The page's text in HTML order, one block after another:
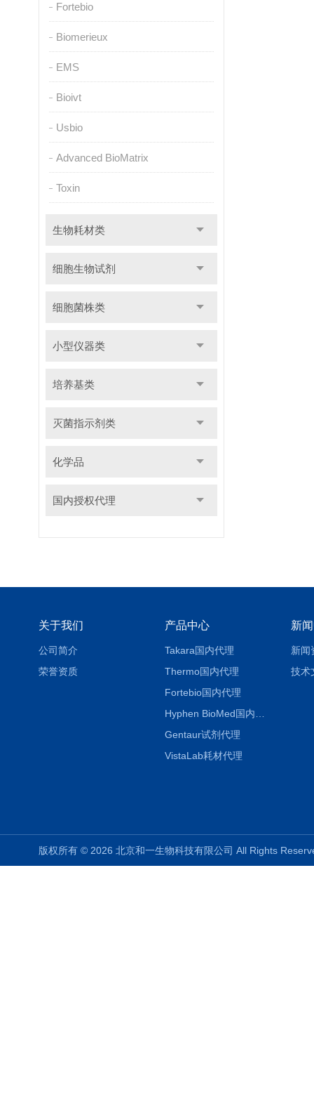
Fortebio
Biomerieux
EMS
Bioivt
Usbio
Advanced BioMatrix
Toxin
生物耗材类
细胞生物试剂
细胞菌株类
小型仪器类
培养基类
灭菌指示剂类
化学品
国内授权代理
关于我们
公司简介
荣誉资质
产品中心
Takara国内代理
Thermo国内代理
Fortebio国内代理
Gentaur试剂代理
VistaLab耗材代理
新
新闻
技术
版权所有 © 2026 北京和一生物科技有限公司 All Rights